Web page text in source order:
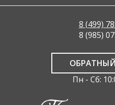
8 (499)
8 (985)
Пн - Сб: